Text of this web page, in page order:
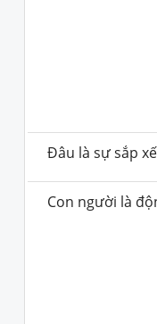
Đâu là sự sắp
Con người là